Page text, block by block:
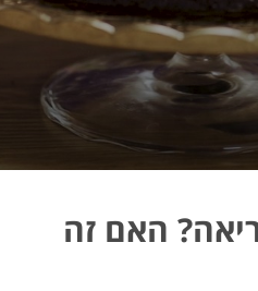
האם זה